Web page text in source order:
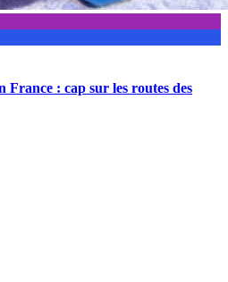
: cap sur les routes des